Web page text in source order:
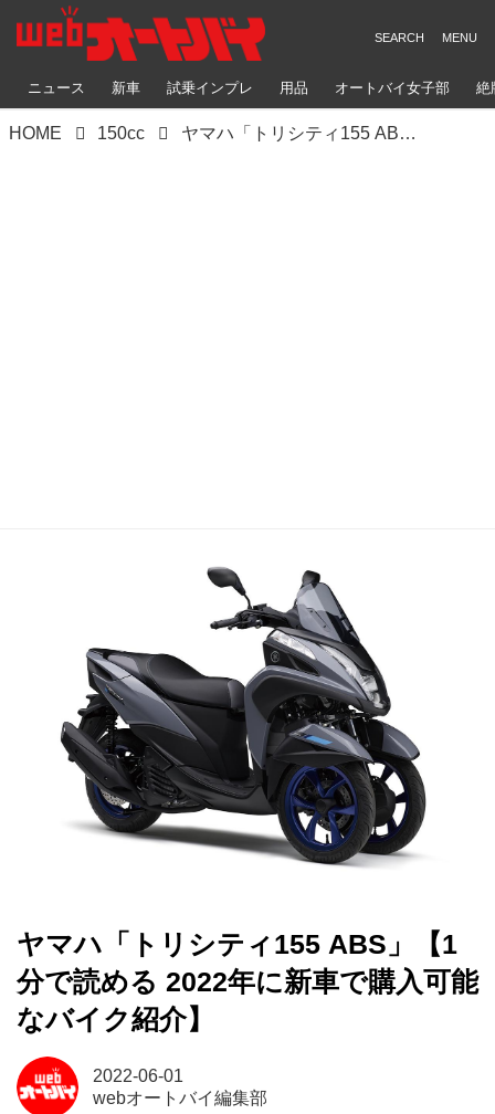
ニュース 新車 試乗インプレ 用品 オートバイ女子部 絶
HOME 150cc ヤマハ「トリシティ155 ABS」【1分で読める 2022年に新車で購入可能なバイク紹介】
ヤマハ「トリシティ155 ABS」【1
分で読める 2022年に新車で購入可能
なバイク紹介】
2022-06-01
webオートバイ編集部